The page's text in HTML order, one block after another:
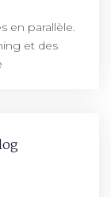
en parallèle.
et des